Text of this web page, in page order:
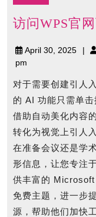
访问WPS官
April 30, 2025April
pm
对于需要创建引人
的 AI 功能只需单
借助自动美化内容
转化为视觉上引人
在准备会议还是学
形信息，让您专注
供丰富的
免费主题，进一步
源，帮助他们加快